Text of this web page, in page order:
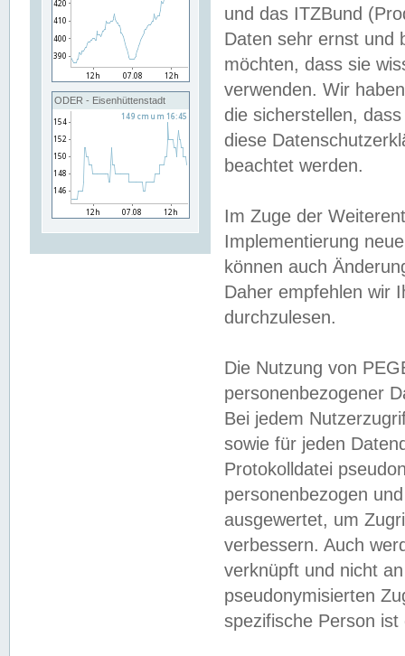
ODER - Eisenhüttenstadt
und das ITZBund
Daten sehr ernst und
möchten, dass sie
verwenden. Wir
die sicherstellen,
diese
beachtet werden.
Im Zuge der
Implementierung
können auch
Daher empfehlen wir
durchzulesen.
Die Nutzung von
personenbezogener
Bei jedem
sowie für jeden
Protokolldatei
personenbezogen
ausgewertet, um
verbessern. Auch
verknüpft und nicht
pseudonymisierten
spezifische Person